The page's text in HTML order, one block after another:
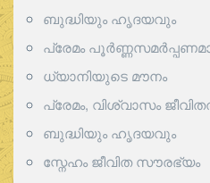
ബുദ്ധിയും ഹൃദയവും
പ്രേമം
ധ്യാനിയുടെ മൗനം
പ്രേമം, വിശ്വാസം
ബുദ്ധിയും ഹൃദയവും
സ്നേഹം ജീവിത സൗരഭ്യം